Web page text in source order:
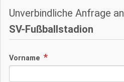
Unverbindliche Anfrage an
SV-Fußballstadion
Vorname